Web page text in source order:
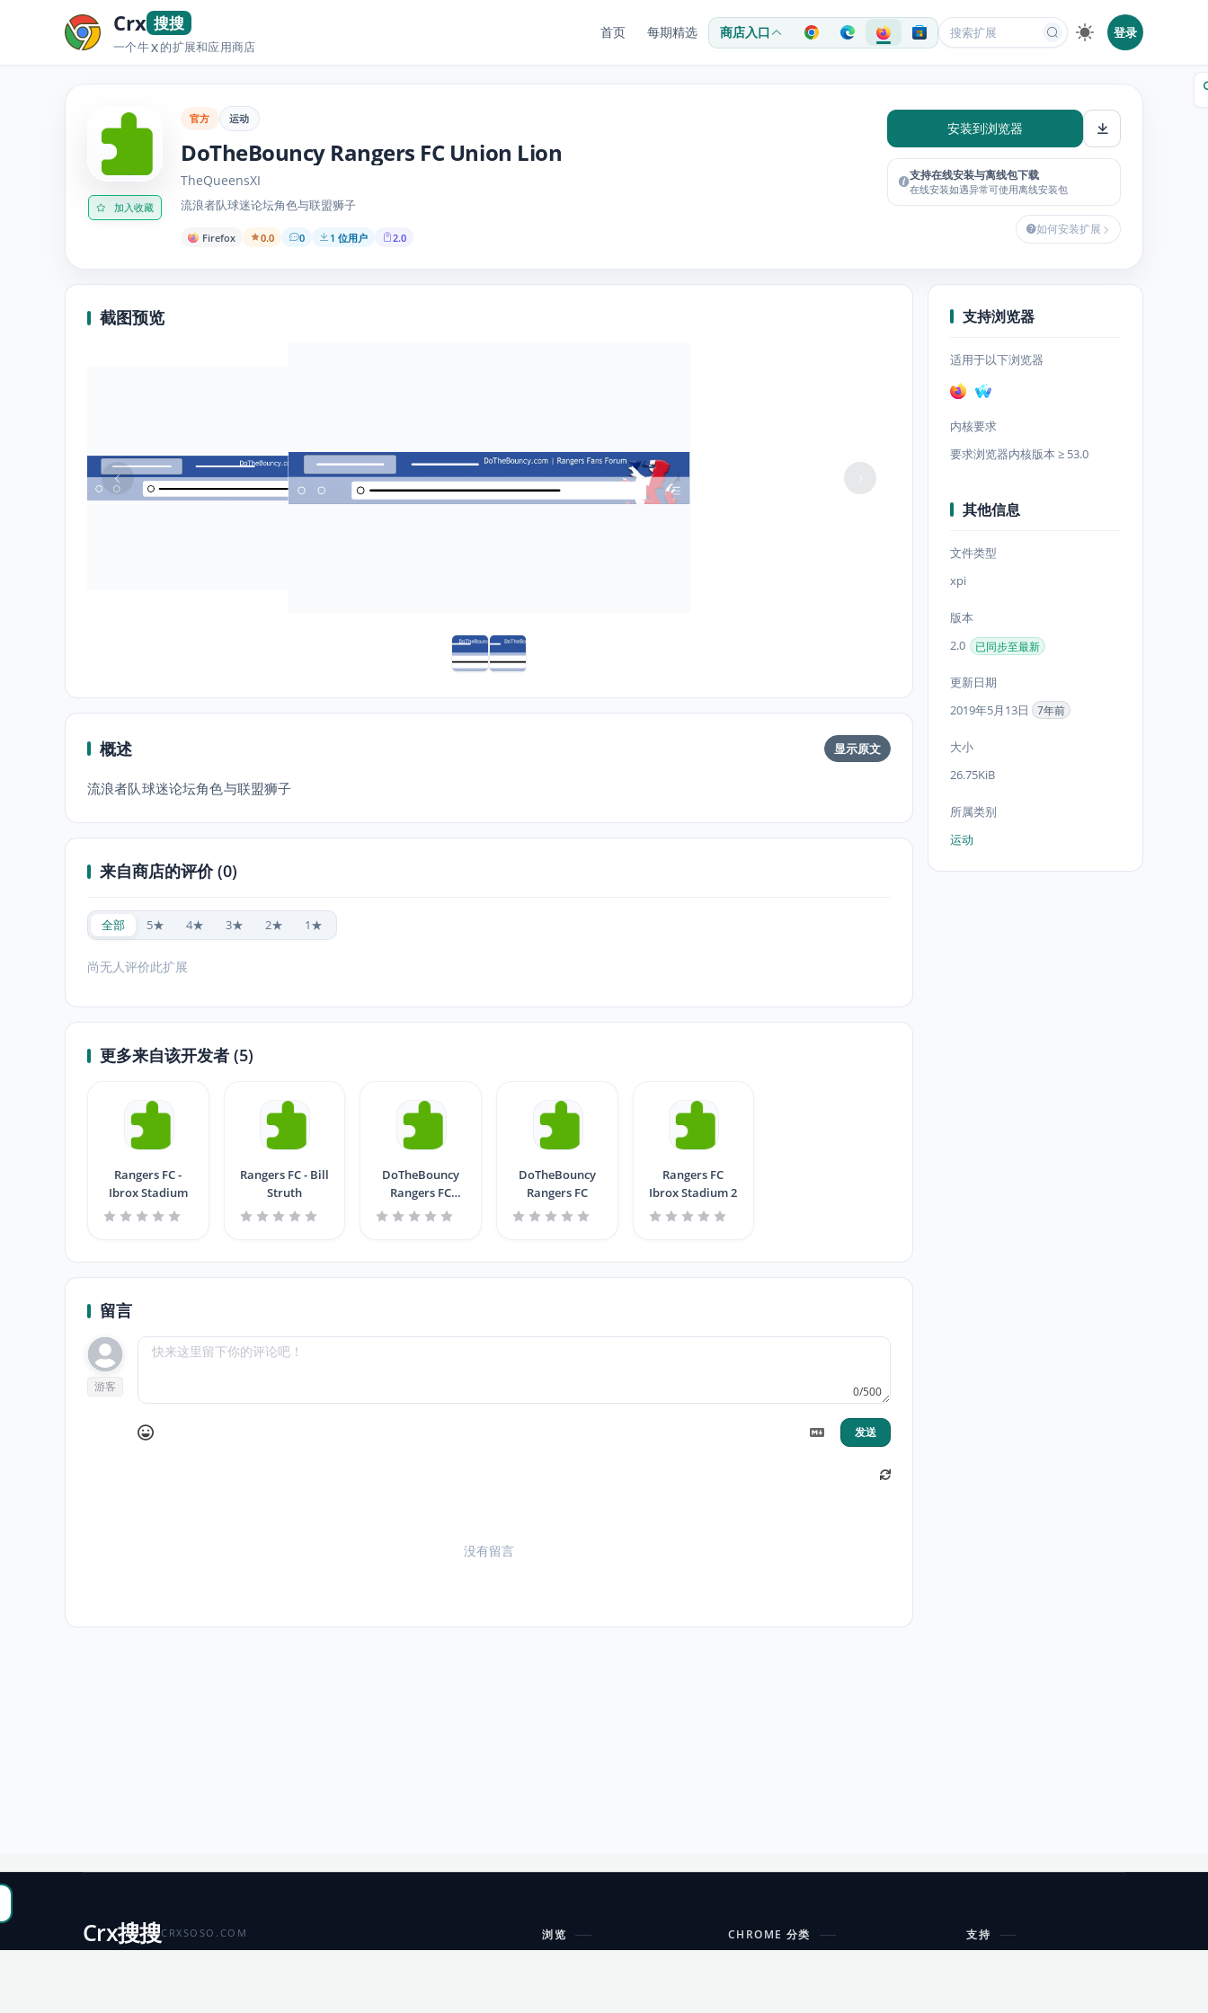
Crx 搜搜
一个牛X的扩展和应用商店
首页 每期精选 商店入口 登录
加入收藏
官方 运动
DoTheBouncy Rangers FC Union Lion
TheQueensXI
流浪者队球迷论坛角色与联盟狮子
Firefox 0.0 0 1 位用户 2.0
安装到浏览器
支持在线安装与离线包下载
在线安装如遇异常可使用离线安装包
如何安装扩展
截图预览
概述 显示原文
流浪者队球迷论坛角色与联盟狮子
来自商店的评价 (0)
全部 5★ 4★ 3★ 2★ 1★
尚无人评价此扩展
更多来自该开发者 (5)
Rangers FC -
Ibrox Stadium
Rangers FC - Bill
Struth
DoTheBouncy
Rangers FC
Ulster lion
DoTheBouncy
Rangers FC
Rangers FC
Ibrox Stadium 2
留言
游客 0/500
发送
没有留言
支持浏览器
适用于以下浏览器
内核要求
要求浏览器内核版本 ≥ 53.0
其他信息
文件类型
xpi
版本
2.0
已同步至最新
更新日期
2019年5月13日
7年前
大小
26.75KiB
所属类别
运动
Crx搜搜CRXSOSO.COM 浏览 CHROME 分类 支持